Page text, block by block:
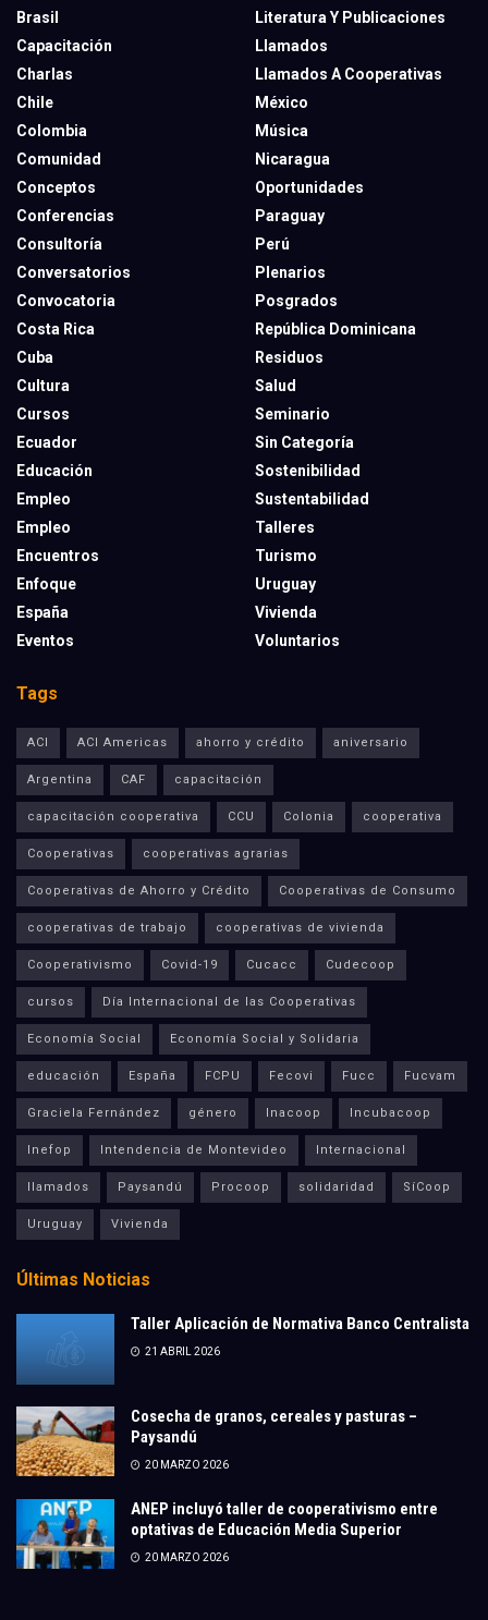
Brasil
Capacitación
Charlas
Chile
Colombia
Comunidad
Conceptos
Conferencias
Consultoría
Conversatorios
Convocatoria
Costa Rica
Cuba
Cultura
Cursos
Ecuador
Educación
Empleo
Empleo
Encuentros
Enfoque
España
Eventos
Literatura Y Publicaciones
Llamados
Llamados A Cooperativas
México
Música
Nicaragua
Oportunidades
Paraguay
Perú
Plenarios
Posgrados
República Dominicana
Residuos
Salud
Seminario
Sin Categoría
Sostenibilidad
Sustentabilidad
Talleres
Turismo
Uruguay
Vivienda
Voluntarios
Tags
ACI ACI Americas ahorro y crédito aniversario
Argentina CAF capacitación
capacitación cooperativa CCU Colonia cooperativa
Cooperativas cooperativas agrarias
Cooperativas de Ahorro y Crédito Cooperativas de Consumo
cooperativas de trabajo cooperativas de vivienda
Cooperativismo Covid-19 Cucacc Cudecoop
cursos Día Internacional de las Cooperativas
Economía Social Economía Social y Solidaria
educación España FCPU Fecovi Fucc Fucvam
Graciela Fernández género Inacoop Incubacoop
Inefop Intendencia de Montevideo Internacional
llamados Paysandú Procoop solidaridad SíCoop
Uruguay Vivienda
Últimas Noticias
Taller Aplicación de Normativa Banco Centralista
21 ABRIL 2026
Cosecha de granos, cereales y pasturas –
Paysandú
20 MARZO 2026
ANEP incluyó taller de cooperativismo entre
optativas de Educación Media Superior
20 MARZO 2026